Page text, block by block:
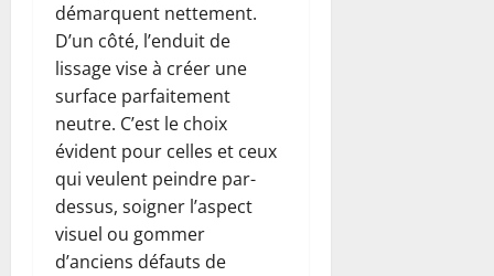
démarquent nettement.
D’un côté, l’enduit de
lissage vise à créer une
surface parfaitement
neutre. C’est le choix
évident pour celles et ceux
qui veulent peindre par-
dessus, soigner l’aspect
visuel ou gommer
d’anciens défauts de